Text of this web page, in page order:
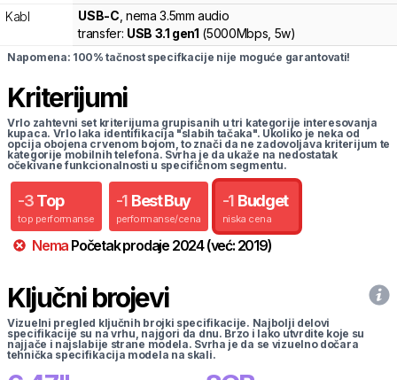
Kabl
USB-C , nema 3.5mm audio
transfer: USB 3.1 gen1 (5000Mbps, 5w)
Napomena: 100% tačnost specifkacije nije moguće garantovati!
Kriterijumi
Vrlo zahtevni set kriterijuma grupisanih u tri kategorije interesovanja
kupaca. Vrlo laka identifikacija "slabih tačaka". Ukoliko je neka od
opcija obojena crvenom bojom, to znači da ne zadovoljava kriterijum te
kategorije mobilnih telefona. Svrha je da ukaže na nedostatak
očekivane funkcionalnosti u specifičnom segmentu.
-3 Top
top performanse
-1 Best Buy
performanse/cena
-1 Budget
niska cena
Nema Početak prodaje 2024(već: 2019)
Ključni brojevi
Vizuelni pregled ključnih brojki specifikacije. Najbolji delovi
specifikacije su na vrhu, najgori da dnu. Brzo i lako utvrdite koje su
najjače i najslabije strane modela. Svrha je da se vizuelno dočara
tehnička specifikacija modela na skali.